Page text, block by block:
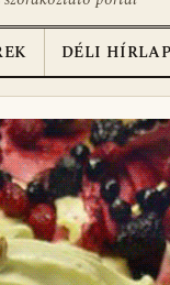
DÉLI HÍRLAP